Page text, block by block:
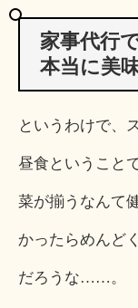
家事代行
本当に美
というわけで、
昼食ということ
菜が揃うなんて
かったらめんど
だろうな……。